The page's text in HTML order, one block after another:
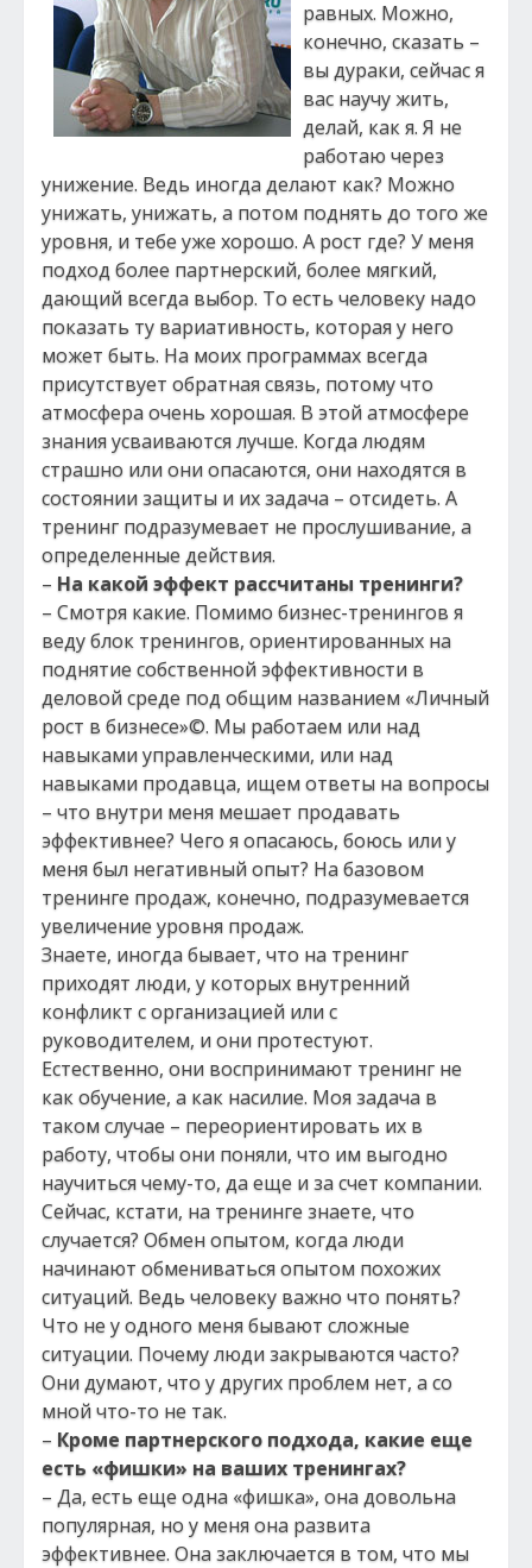
равных. Можно,
конечно, сказать –
вы дураки, сейчас я
вас научу жить,
делай, как я. Я не
работаю через
унижение. Ведь иногда делают как? Можно
унижать, унижать, а потом поднять до того же
уровня, и тебе уже хорошо. А рост где? У меня
подход более партнерский, более мягкий,
дающий всегда выбор. То есть человеку надо
показать ту вариативность, которая у него
может быть. На моих программах всегда
присутствует обратная связь, потому что
атмосфера очень хорошая. В этой атмосфере
знания усваиваются лучше. Когда людям
страшно или они опасаются, они находятся в
состоянии защиты и их задача – отсидеть. А
тренинг подразумевает не прослушивание, а
определенные действия.
– На какой эффект рассчитаны тренинги?
– Смотря какие. Помимо бизнес-тренингов я
веду блок тренингов, ориентированных на
поднятие собственной эффективности в
деловой среде под общим названием «Личный
рост в бизнесе»©. Мы работаем или над
навыками управленческими, или над
навыками продавца, ищем ответы на вопросы
– что внутри меня мешает продавать
эффективнее? Чего я опасаюсь, боюсь или у
меня был негативный опыт? На базовом
тренинге продаж, конечно, подразумевается
увеличение уровня продаж.
Знаете, иногда бывает, что на тренинг
приходят люди, у которых внутренний
конфликт с организацией или с
руководителем, и они протестуют.
Естественно, они воспринимают тренинг не
как обучение, а как насилие. Моя задача в
таком случае – переориентировать их в
работу, чтобы они поняли, что им выгодно
научиться чему-то, да еще и за счет компании.
Сейчас, кстати, на тренинге знаете, что
случается? Обмен опытом, когда люди
начинают обмениваться опытом похожих
ситуаций. Ведь человеку важно что понять?
Что не у одного меня бывают сложные
ситуации. Почему люди закрываются часто?
Они думают, что у других проблем нет, а со
мной что-то не так.
– Кроме партнерского подхода, какие еще
есть «фишки» на ваших тренингах?
– Да, есть еще одна «фишка», она довольна
популярная, но у меня она развита
эффективнее. Она заключается в том, что мы